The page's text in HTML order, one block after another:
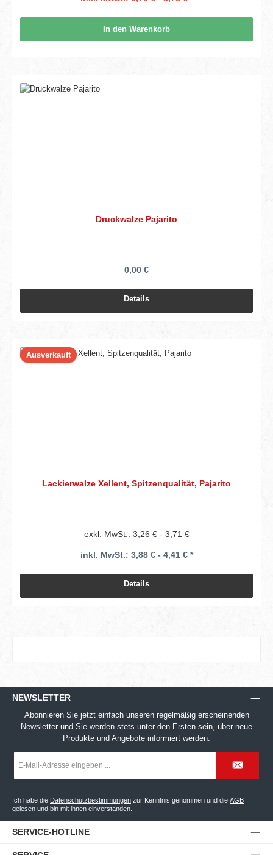
In den Warenkorb
Druckwalze Pajarito
0,00 €
Details
Ausverkauft
Lackierwalze Xellent, Spitzenqualität, Pajarito
exkl. MwSt.: 3,26 € - 3,71 €
inkl. MwSt.: 3,88 € - 4,41 € *
Details
NEWSLETTER
Abonnieren Sie jetzt einfach unseren regelmäßig erscheinenden
Newsletter und Sie werden stets unter den Ersten sein, über neue
Produkte und Angebote informiert werden.
Mail-
*
Ich habe die Datenschutzbestimmungen zur Kenntnis genommen und die AGB
gelesen und bin mit ihnen einverstanden.
SERVICE-HOTLINE